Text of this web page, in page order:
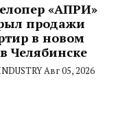
«АПРИ»
продажи
в новом
Челябинске
Авг 05, 2026